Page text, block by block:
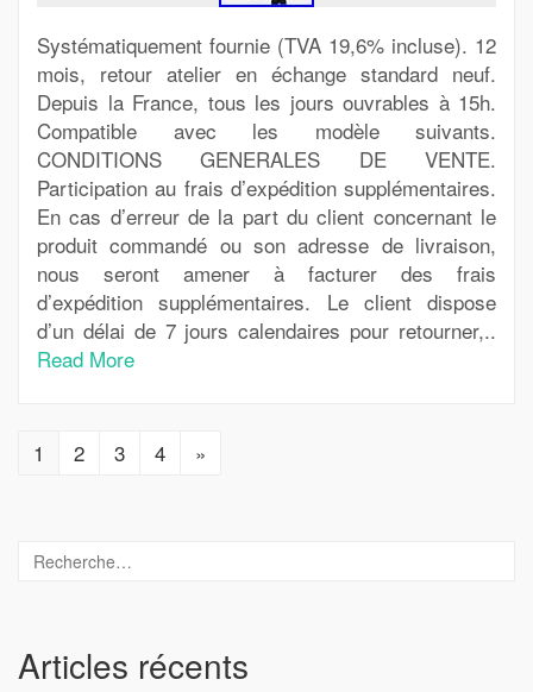
Systématiquement fournie (TVA 19,6% incluse). 12
mois, retour atelier en échange standard neuf.
Depuis la France, tous les jours ouvrables à 15h.
Compatible avec les modèle suivants.
CONDITIONS GENERALES DE VENTE.
Participation au frais d’expédition supplémentaires.
En cas d’erreur de la part du client concernant le
produit commandé ou son adresse de livraison,
nous seront amener à facturer des frais
d’expédition supplémentaires. Le client dispose
d’un délai de 7 jours calendaires pour retourner,..
Read More
1 2 3 4 »
Articles récents